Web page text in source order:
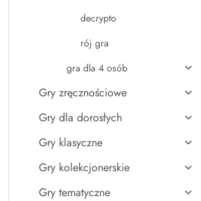
decrypto
rój gra
gra dla 4 osób
Gry zręcznościowe
Gry dla dorosłych
Gry klasyczne
Gry kolekcjonerskie
Gry tematyczne